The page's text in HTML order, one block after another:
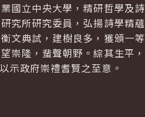
國立中央大學，精研哲學及
究所研究委員，弘揚詩學精
文典試，建樹良多，獲頒一
崇隆，蜚聲朝野。綜其生平
示政府崇禮耆賢之至意。